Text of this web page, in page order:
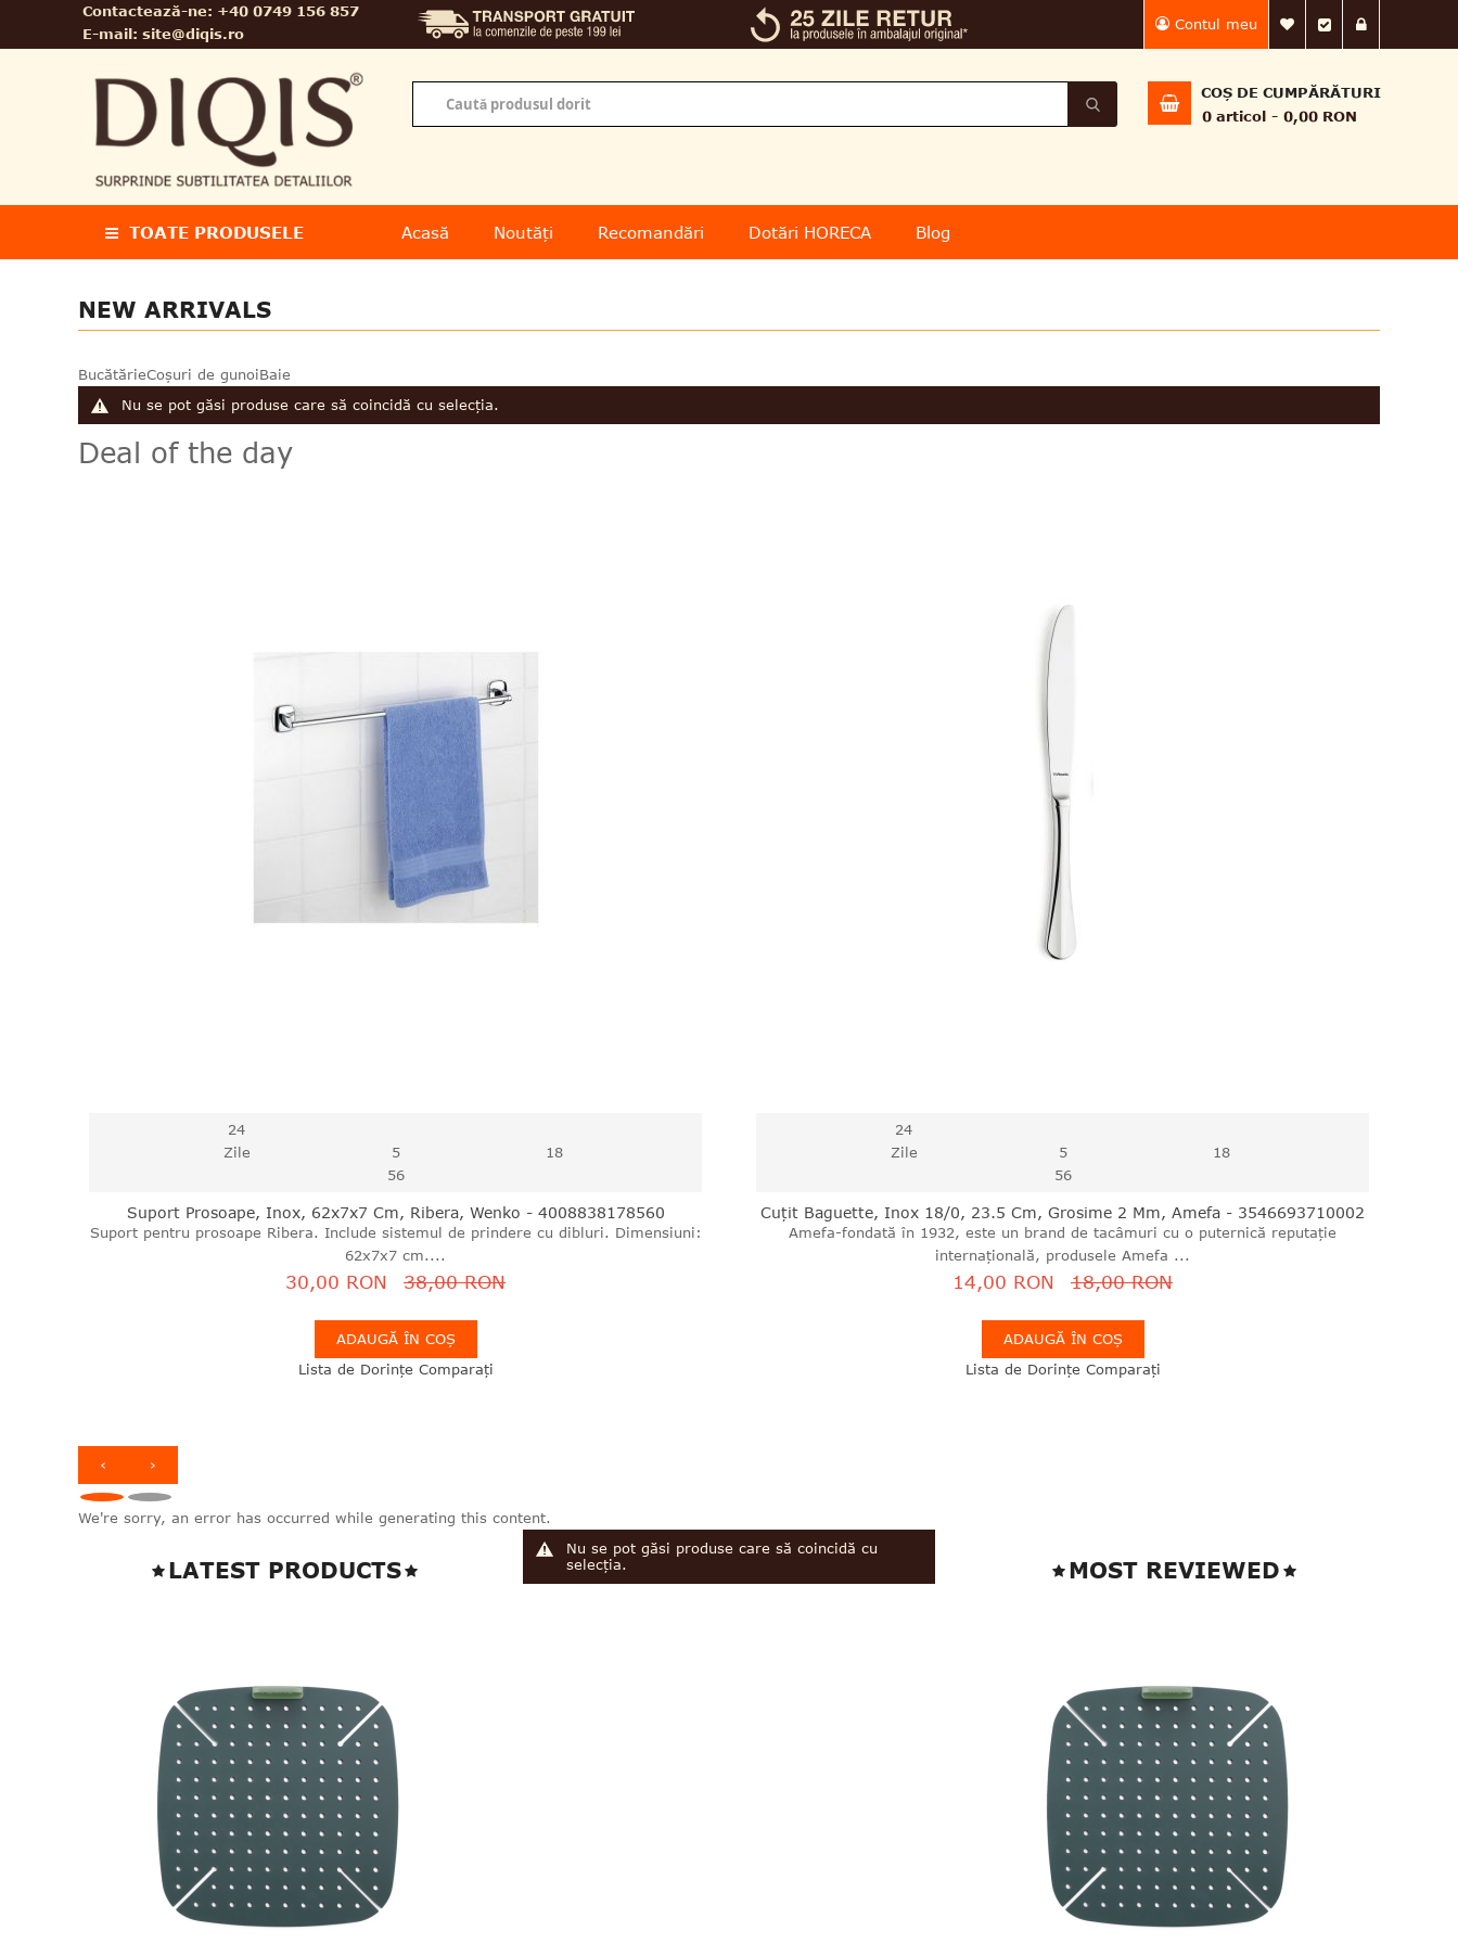
Contactează-ne: +40 0749 156 857
E-mail: site@diqis.ro
Contul meu Lista Mea de
Finalizează
COȘ DE CUMPĂRĂTURI
0 articol 0,00 RON
TOATE PRODUSELE Acasă Noutăți Recomandări Dotări HORECA Blog
NEW ARRIVALS
BucătărieCoșuri de gunoiBaie
Nu se pot găsi produse care să coincidă cu selecția.
Deal of the day
24
Zile
5
18
55
Suport Prosoape, Inox, 62x7x7 Cm, Ribera, Wenko - 4008838178560
Suport pentru prosoape Ribera. Include sistemul de prindere cu dibluri. Dimensiuni:
62x7x7 cm....
30,00 RON 38,00 RON
ADAUGĂ ÎN COȘ
Lista de Dorințe Comparați
24
Zile
5
18
55
Cuţit Baguette, Inox 18/0, 23.5 Cm, Grosime 2 Mm, Amefa - 3546693710002
Amefa-fondată în 1932, este un brand de tacâmuri cu o puternică reputație
internațională, produsele Amefa ...
14,00 RON 18,00 RON
ADAUGĂ ÎN COȘ
Lista de Dorințe Comparați
‹ ›
We're sorry, an error has occurred while generating this content.
LATEST PRODUCTS
Nu se pot găsi produse care să coincidă cu
selecția.
MOST REVIEWED